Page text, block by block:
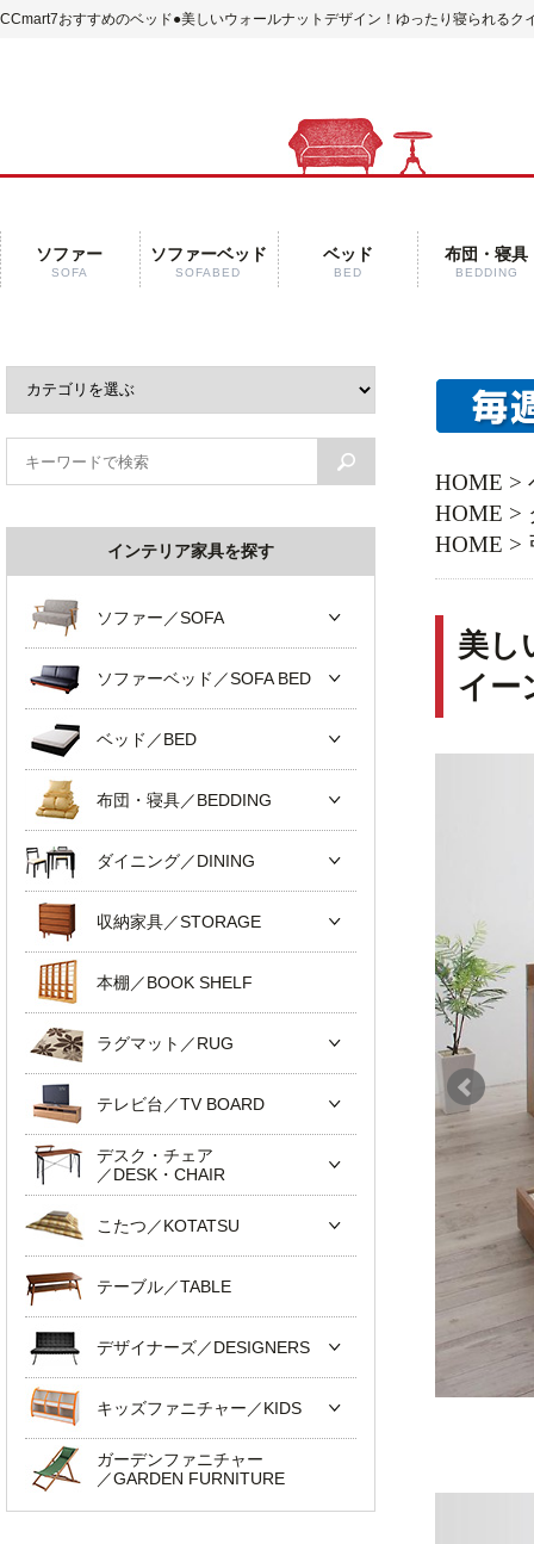
CCmart7おすすめのベッド●美しいウォールナットデザイン！ゆったり寝られるク
ソファー
SOFA
ソファーベッド
SOFABED
ベッド
BED
布団・寝具
BEDDING
HOME >
HOME >
HOME >
美し
イー
インテリア家具を探す
ソファー／SOFA
ソファーベッド／SOFA BED
ベッド／BED
布団・寝具／BEDDING
ダイニング／DINING
収納家具／STORAGE
本棚／BOOK SHELF
ラグマット／RUG
テレビ台／TV BOARD
デスク・チェア
／DESK・CHAIR
こたつ／KOTATSU
テーブル／TABLE
デザイナーズ／DESIGNERS
キッズファニチャー／KIDS
ガーデンファニチャー
／GARDEN FURNITURE